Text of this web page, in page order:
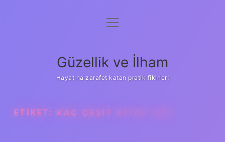
Anasayfa
Yasal Uyarı
menüyü
Güzellik ve İlham
Hayatına zarafet katan pratik fikirler!
ETIKET: KAÇ ÇEŞIT KITAP VAR